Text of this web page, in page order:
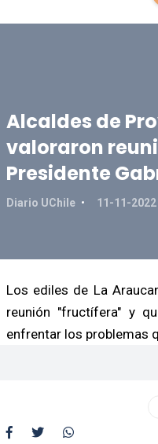
Alcaldes de
valoraron
Presidente
Diario UChile 11-11-2022
Los ediles de La
reunión "fructífera" y
enfrentar los problemas